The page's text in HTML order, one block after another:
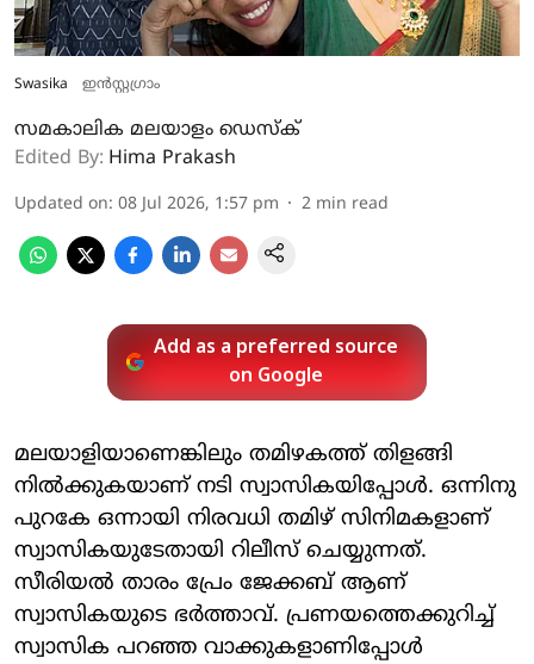
Swasika ഇൻസ്റ്റ​ഗ്രാം
സമകാലിക മലയാളം ഡെസ്ക്
Edited By: Hima Prakash
Updated on: 08 Jul 2026, 1:57 pm 2 min read
Add as a preferred source
on Google
മലയാളിയാണെങ്കിലും തമിഴകത്ത് തിളങ്ങി
നിൽക്കുകയാണ് നടി സ്വാസികയിപ്പോൾ. ഒന്നിനു
പുറകേ ഒന്നായി നിരവധി തമിഴ് സിനിമകളാണ്
സ്വാസികയുടേതായി റിലീസ് ചെയ്യുന്നത്.
സീരിയൽ താരം പ്രേം ജേക്കബ് ആണ്
സ്വാസികയുടെ ഭർത്താവ്. പ്രണയത്തെക്കുറിച്ച്
സ്വാസിക പറഞ്ഞ വാക്കുകളാണിപ്പോൾ